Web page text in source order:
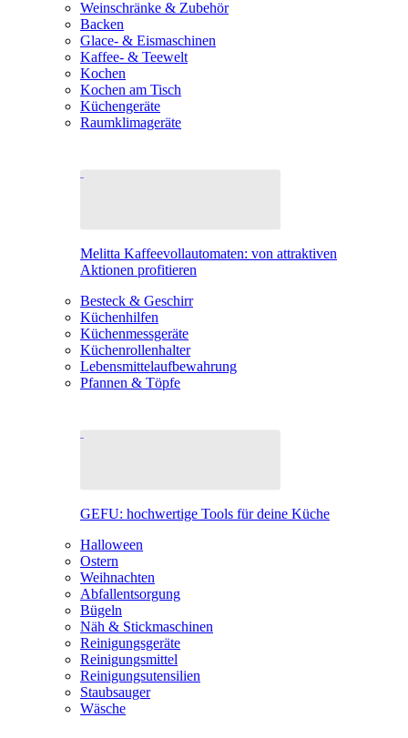
Weinschränke & Zubehör
Backen
Glace- & Eismaschinen
Kaffee- & Teewelt
Kochen
Kochen am Tisch
Küchengeräte
Raumklimageräte
Melitta Kaffeevollautomaten: von attraktiven
Aktionen profitieren
Besteck & Geschirr
Küchenhilfen
Küchenmessgeräte
Küchenrollenhalter
Lebensmittelaufbewahrung
Pfannen & Töpfe
GEFU: hochwertige Tools für deine Küche
Halloween
Ostern
Weihnachten
Abfallentsorgung
Bügeln
Näh & Stickmaschinen
Reinigungsgeräte
Reinigungsmittel
Reinigungsutensilien
Staubsauger
Wäsche